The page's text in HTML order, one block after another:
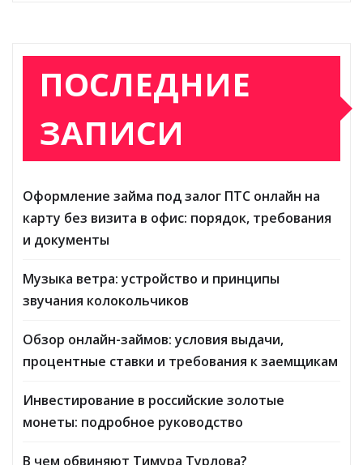
ПОСЛЕДНИЕ
ЗАПИСИ
Оформление займа под залог ПТС онлайн на
карту без визита в офис: порядок, требования
и документы
Музыка ветра: устройство и принципы
звучания колокольчиков
Обзор онлайн-займов: условия выдачи,
процентные ставки и требования к заемщикам
Инвестирование в российские золотые
монеты: подробное руководство
В чем обвиняют Тимура Турлова?